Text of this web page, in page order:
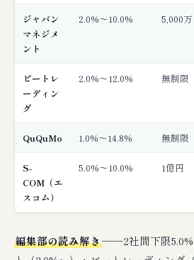
ジャパン
マネジメ
ント
2.0%〜10.0% 5,000
ビートレ
ーディン
グ
2.0%〜12.0% 無制限
QuQuMo 1.0%〜14.8% 無制限
S-
COM（エ
スコム）
5.0%〜10.0% 1億円
編集部の読み解き──2社間下限5.0%